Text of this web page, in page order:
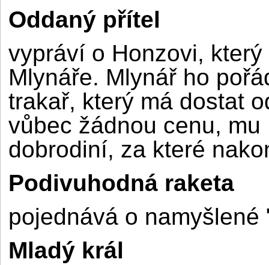
Oddaný přítel
vypráví o Honzovi,
Mlynáře. Mlynář ho
trakař, který má dostat
vůbec žádnou cenu,
dobrodiní, za které
Podivuhodná raketa
pojednává o namyšlené
Mladý král